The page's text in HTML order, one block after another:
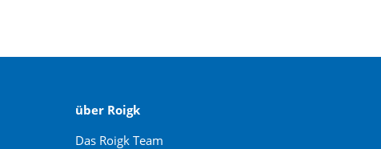
über Roigk
Das Roigk Team